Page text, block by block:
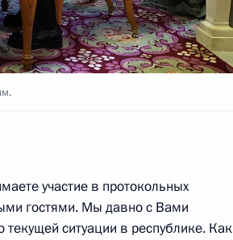
Победы 8
участие в протокольных
гостями. Мы давно с Вами
ситуации в республике. Как